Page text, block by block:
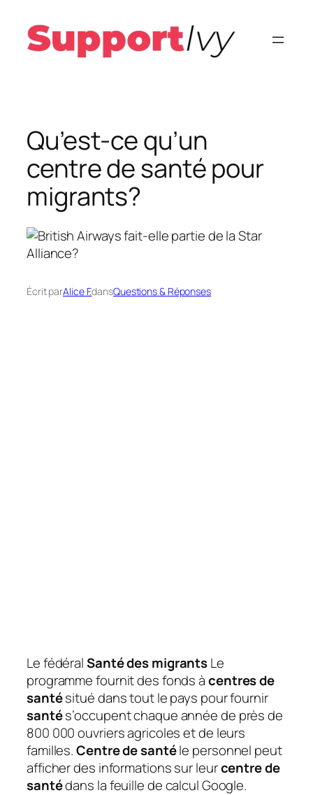
contenu
Qu’est-ce qu’un
centre de santé pour
migrants?
Écrit parAlice F.dansQuestions & Réponses
Le fédéralSanté des migrantsLe
programme fournit des fonds àcentres de
santésitué dans tout le pays pour fournir
santés’occupent chaque année de près de
800 000 ouvriers agricoles et de leurs
familles.Centre de santéle personnel peut
afficher des informations sur leurcentre de
santédans la feuille de calcul Google.